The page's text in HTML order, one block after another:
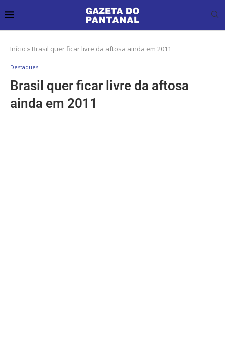
Início » Brasil quer ficar livre da aftosa ainda em 2011
Destaques
Brasil quer ficar livre da aftosa
ainda em 2011